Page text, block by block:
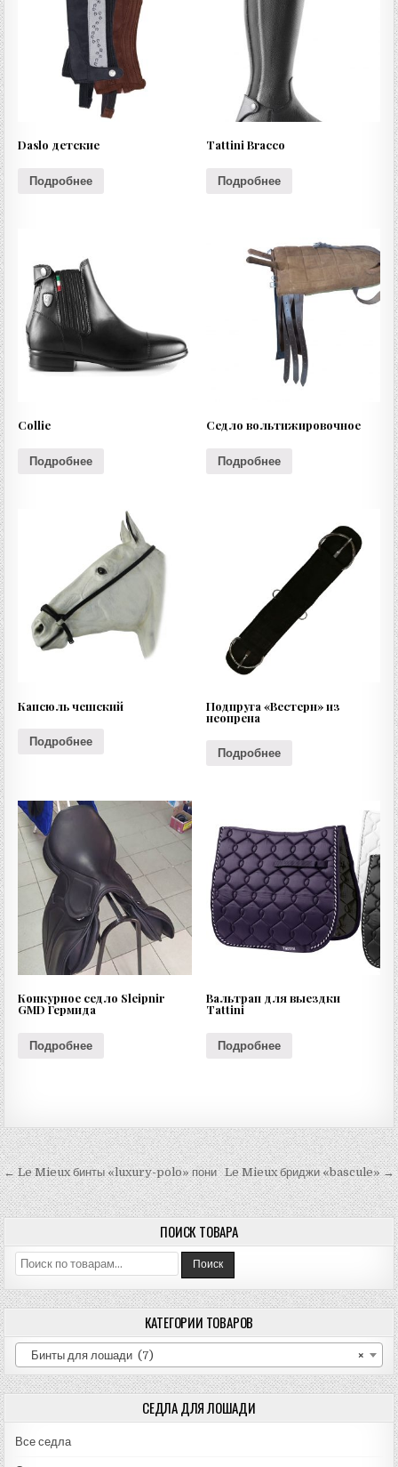
Daslo детские
Подробнее
Tattini Bracco
Подробнее
Collie
Подробнее
Седло вольтижировочное
Подробнее
Капсюль чешский
Подробнее
Подпруга «Вестерн» из
неопрена
Подробнее
Конкурное седло Sleipnir
GMD Гермида
Подробнее
Вальтрап для выездки
Tattini
Подробнее
Навигация
по
записям
← Le Mieux бинты «luxury-polo» пони Le Mieux бриджи «bascule» →
ПОИСК ТОВАРА
Искать: Поиск
КАТЕГОРИИ ТОВАРОВ
×
Бинты для лошади (7)
СЕДЛА ДЛЯ ЛОШАДИ
Все седла